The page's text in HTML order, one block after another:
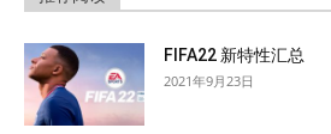
FIFA22 新特性汇总
2021年9月23日